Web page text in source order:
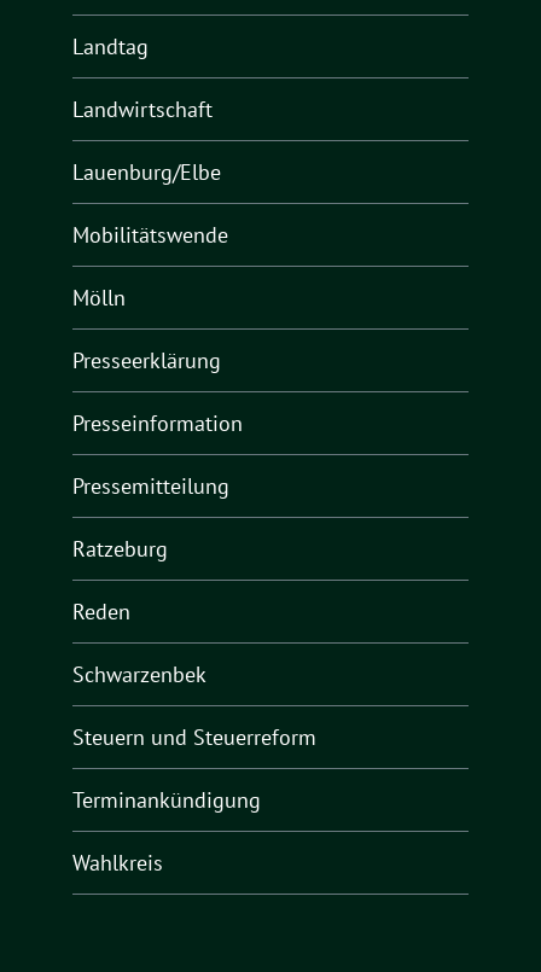
Landtag
Landwirtschaft
Lauenburg/Elbe
Mobilitätswende
Mölln
Presseerklärung
Presseinformation
Pressemitteilung
Ratzeburg
Reden
Schwarzenbek
Steuern und Steuerreform
Terminankündigung
Wahlkreis